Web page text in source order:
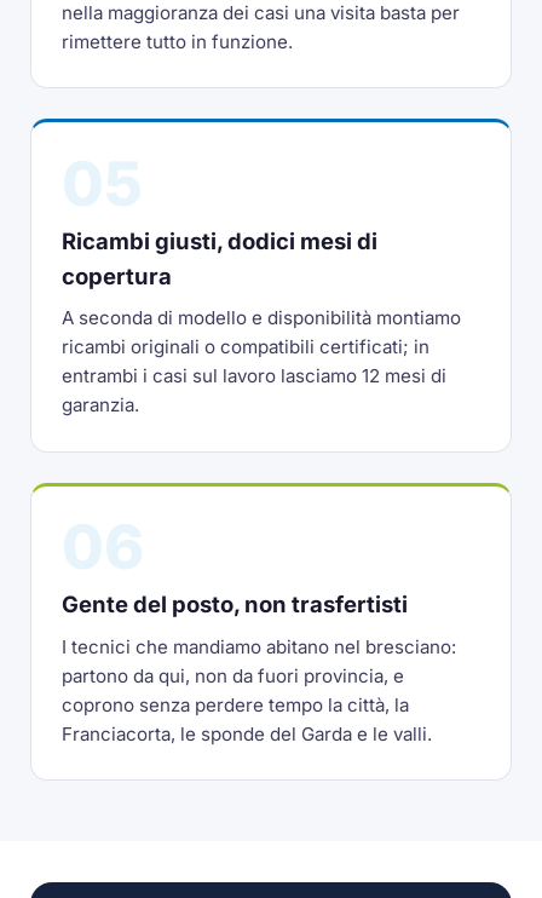
nella maggioranza dei casi una visita basta per
rimettere tutto in funzione.
Ricambi giusti, dodici mesi di
copertura
A seconda di modello e disponibilità montiamo
ricambi originali o compatibili certificati; in
entrambi i casi sul lavoro lasciamo 12 mesi di
garanzia.
Gente del posto, non trasfertisti
I tecnici che mandiamo abitano nel bresciano:
partono da qui, non da fuori provincia, e
coprono senza perdere tempo la città, la
Franciacorta, le sponde del Garda e le valli.